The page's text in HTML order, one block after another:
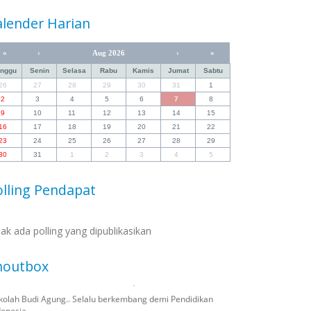
Harian
« ‹ Aug 2026 › »
Senin Selasa Rabu Kamis Jumat
Sabtu
26
27 28 29 30 31
1
2
3 4 5 6 7
8
9
10 11 12 13 14
15
16
17 18 19 20 21
22
24 25 26 27 28
29
31 1 2 3 4 5
Pendapat
ada polling yang dipublikasikan